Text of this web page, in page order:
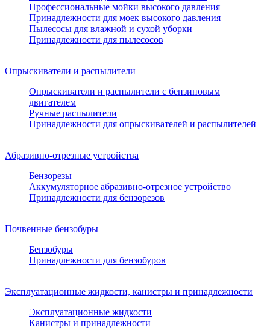
Профессиональные мойки высокого давления
Принадлежности для моек высокого давления
Пылесосы для влажной и сухой уборки
Принадлежности для пылесосов
Опрыскиватели и распылители
Опрыскиватели и распылители с бензиновым
двигателем
Ручные распылители
Принадлежности для опрыскивателей и распылителей
Абразивно-отрезные устройства
Бензорезы
Аккумуляторное абразивно-отрезное устройство
Принадлежности для бензорезов
Почвенные бензобуры
Бензобуры
Принадлежности для бензобуров
Эксплуатационные жидкости, канистры и принадлежности
Эксплуатационные жидкости
Канистры и принадлежности